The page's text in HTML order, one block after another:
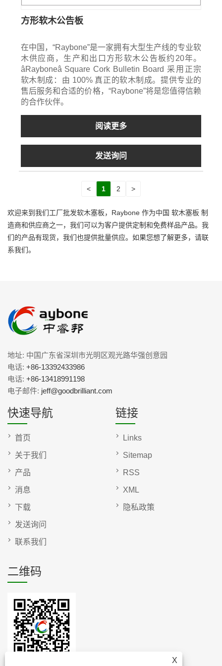
方形软木公告板
在中国，“Raybone”是一家拥有大型生产线的专业软
木供应商，生产和出口方形软木公告板约20年。
âRayboneâ Square Cork Bulletin Board 采用正宗
软木制成：由 100% 真正的软木制成。提供专业的
售后服务和合适的价格，“Raybone”将是您值得信赖
的合作伙伴。
阅读更多
发送询问
< 1 2 >
欢迎来到我们工厂批发软木塞板，Raybone 作为中国 软木塞板 制
造商和供应商之一，我们可以为客户提供定制和免费样品产品。我
们的产品有现货，我们也提供批量供应。如果您想了解更多，请联
系我们。
X
地址: 中国广东省深圳市光明区观光路华强创意园
电话: +86-13392433986
电话: +86-13418991198
电子邮件: jeff@goodbrilliant.com
快速导航
首页
关于我们
产品
消息
下载
发送询问
联系我们
链接
Links
Sitemap
RSS
XML
隐私政策
二维码